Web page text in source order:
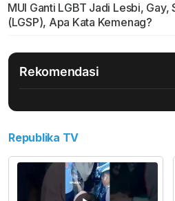
MUI Ganti LGBT Jadi Lesbi,
(LGSP), Apa Kata Kemenag?
Rekomendasi
Republika TV